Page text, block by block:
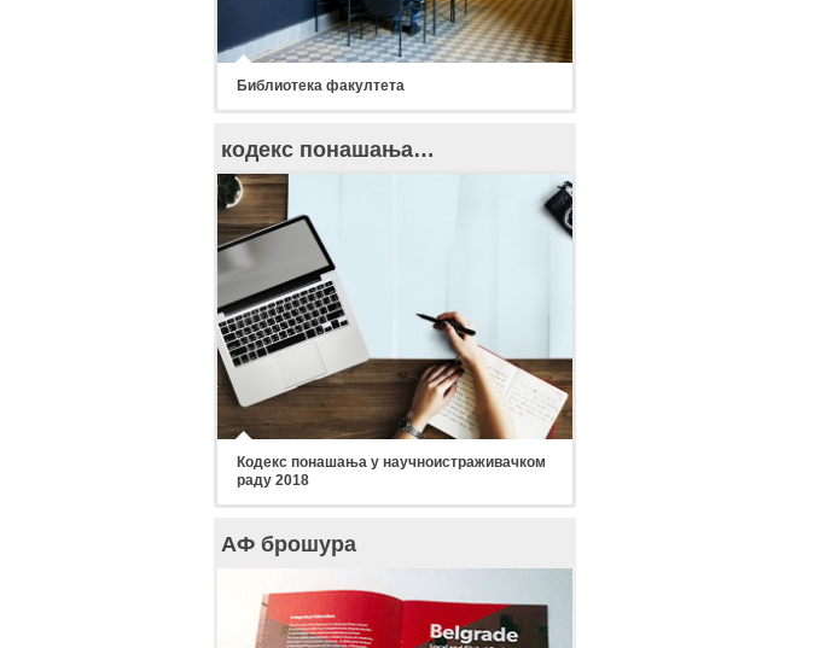
Библиотека факултета
кодекс понашања…
Кодекс понашања у научноистраживачком
раду 2018
АФ брошура